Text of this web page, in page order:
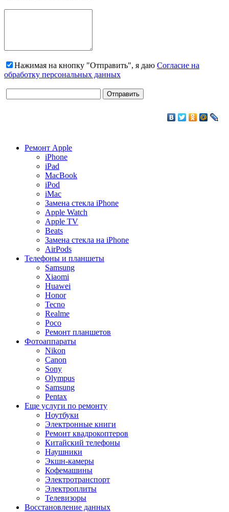
Нажимая на кнопку "Отправить", я даю Согласие на
обработку персональных данных
Ремонт Apple
iPhone
iPad
MacBook
iPod
iMac
Замена стекла iPhone
Apple Watch
Apple TV
Beats
Замена стекла на iPhone
AirPods
Телефоны и планшеты
Samsung
Xiaomi
Huawei
Honor
Tecno
Realme
Poco
Ремонт планшетов
Фотоаппараты
Nikon
Canon
Sony
Olympus
Samsung
Pentax
Еще услуги по ремонту
Ноутбуки
Электронные книги
Ремонт квадрокоптеров
Китайский телефоны
Наушники
Экшн-камеры
Кофемашины
Электротранспорт
Электроплиты
Телевизоры
Восстановление данных